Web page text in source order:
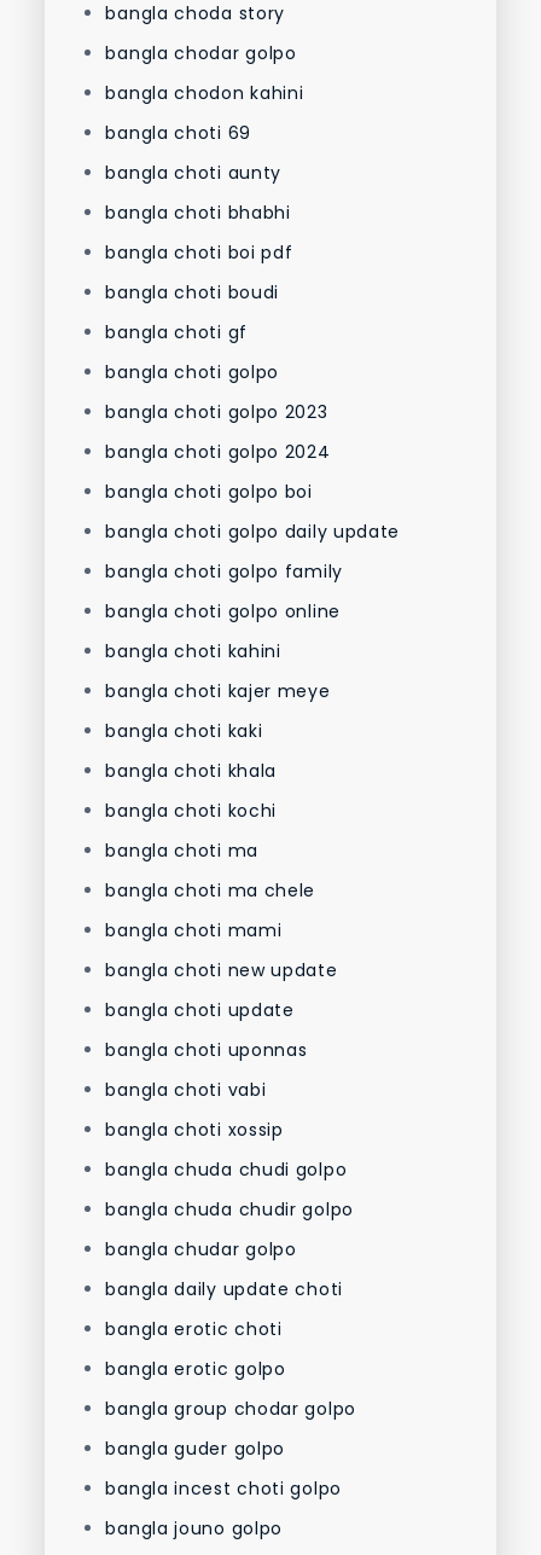
bangla choda story
bangla chodar golpo
bangla chodon kahini
bangla choti 69
bangla choti aunty
bangla choti bhabhi
bangla choti boi pdf
bangla choti boudi
bangla choti gf
bangla choti golpo
bangla choti golpo 2023
bangla choti golpo 2024
bangla choti golpo boi
bangla choti golpo daily update
bangla choti golpo family
bangla choti golpo online
bangla choti kahini
bangla choti kajer meye
bangla choti kaki
bangla choti khala
bangla choti kochi
bangla choti ma
bangla choti ma chele
bangla choti mami
bangla choti new update
bangla choti update
bangla choti uponnas
bangla choti vabi
bangla choti xossip
bangla chuda chudi golpo
bangla chuda chudir golpo
bangla chudar golpo
bangla daily update choti
bangla erotic choti
bangla erotic golpo
bangla group chodar golpo
bangla guder golpo
bangla incest choti golpo
bangla jouno golpo